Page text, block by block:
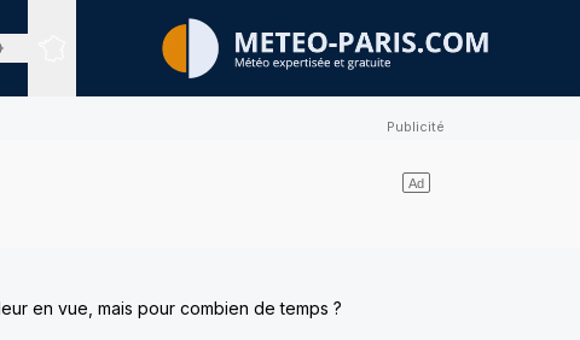
Sites expertisés
en vue, mais pour combien de temps ?